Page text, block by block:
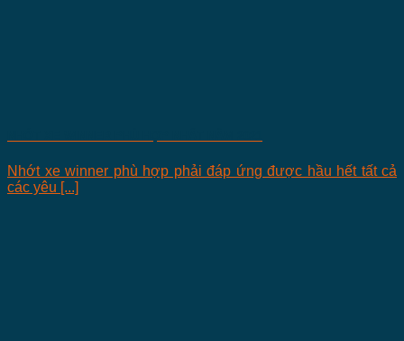
Nhớt xe winner phù hợp phải đáp ứng được hầu hết tất cả
các yêu [...]